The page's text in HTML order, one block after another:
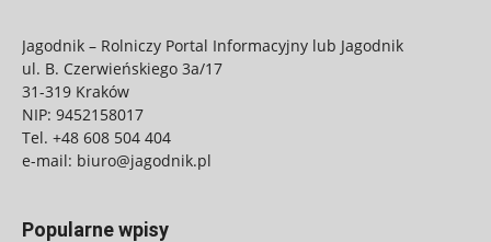
Jagodnik – Rolniczy Portal Informacyjny lub Jagodnik
ul. B. Czerwieńskiego 3a/17
31-319 Kraków
NIP: 9452158017
Tel. +48 608 504 404
e-mail: biuro@jagodnik.pl
Popularne wpisy